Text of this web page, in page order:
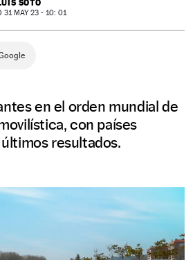
SOTO
31 MAY 23 - 10: 01
en el orden mundial de
con países
resultados.